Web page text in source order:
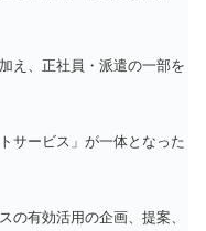
え、正社員・派遣の一部を
サービス」が一体となった
有効活用の企画、提案、